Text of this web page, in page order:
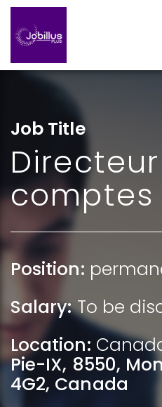
Job Title
comptes
Position:
Salary:To be
Location:
Pie-IX, 8550,
4G2, Canada